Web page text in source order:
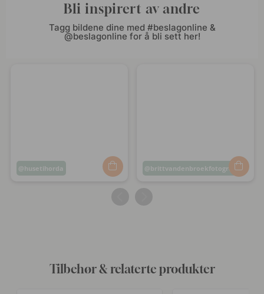
Bli inspirert av andre
Tagg bildene dine med #beslagonline &
@beslagonline for å bli sett her!
Innlegg
husetihorda
Innlegg
brittvandenbroekfotografie
Tilbehør & relaterte produkter